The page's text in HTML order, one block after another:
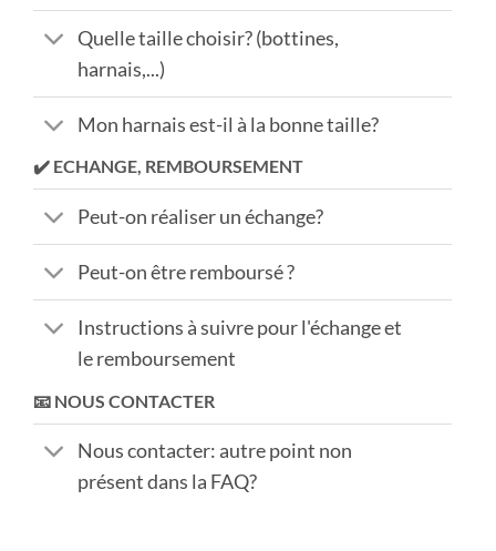
Quelle taille choisir? (bottines,
harnais,...)
Mon harnais est-il à la bonne taille?
✔️ ECHANGE, REMBOURSEMENT
Peut-on réaliser un échange?
Peut-on être remboursé ?
Instructions à suivre pour l'échange et
le remboursement
📧 NOUS CONTACTER
Nous contacter: autre point non
présent dans la FAQ?